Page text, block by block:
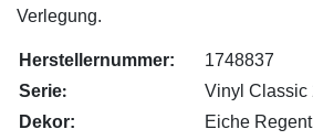
Verlegung.
Herstellernummer:
1748837
Serie:
Vinyl Classic
Dekor:
Eiche